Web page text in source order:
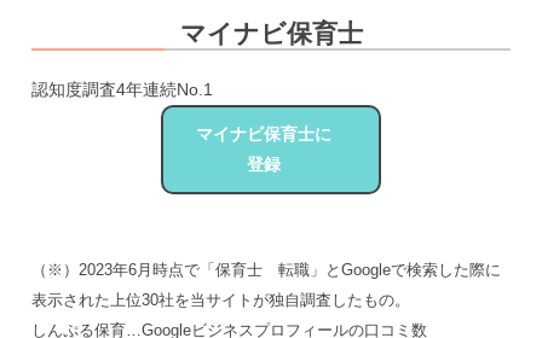
マイナビ保育士
認知度調査4年連続No.1
マイナビ保育士に
登録
（※）2023年6月時点で「保育士 転職」とGoogleで検索した際に
表示された上位30社を当サイトが独自調査したもの。
しんぷる保育…Googleビジネスプロフィールの口コミ数